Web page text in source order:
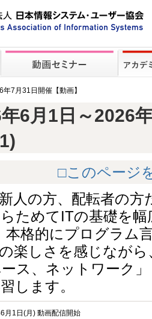
7月31日開催【動画】
6月1日～2026
□このページ
人の方、配転者の
ためてITの基礎を
本格的にプログラム
楽しさを感じなが
ス、ネットワーク
します。
月1日(月) 動画配信開始